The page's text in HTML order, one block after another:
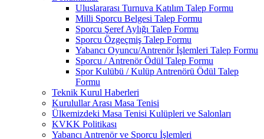
Uluslararası Turnuva Katılım Talep Formu
Milli Sporcu Belgesi Talep Formu
Sporcu Şeref Aylığı Talep Formu
Sporcu Özgeçmiş Talep Formu
Yabancı Oyuncu/Antrenör İşlemleri Talep Formu
Sporcu / Antrenör Ödül Talep Formu
Spor Kulübü / Kulüp Antrenörü Ödül Talep
Formu
Teknik Kurul Haberleri
Kurulullar Arası Masa Tenisi
Ülkemizdeki Masa Tenisi Kulüpleri ve Salonları
KVKK Politikası
Yabancı Antrenör ve Sporcu İşlemleri